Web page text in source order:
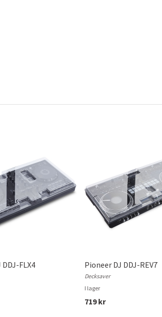
FLX4 Pioneer DJ DDJ-REV7
Decksaver
I lager
719 kr